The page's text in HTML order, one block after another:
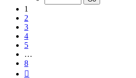
1
2
3
4
5
…
8